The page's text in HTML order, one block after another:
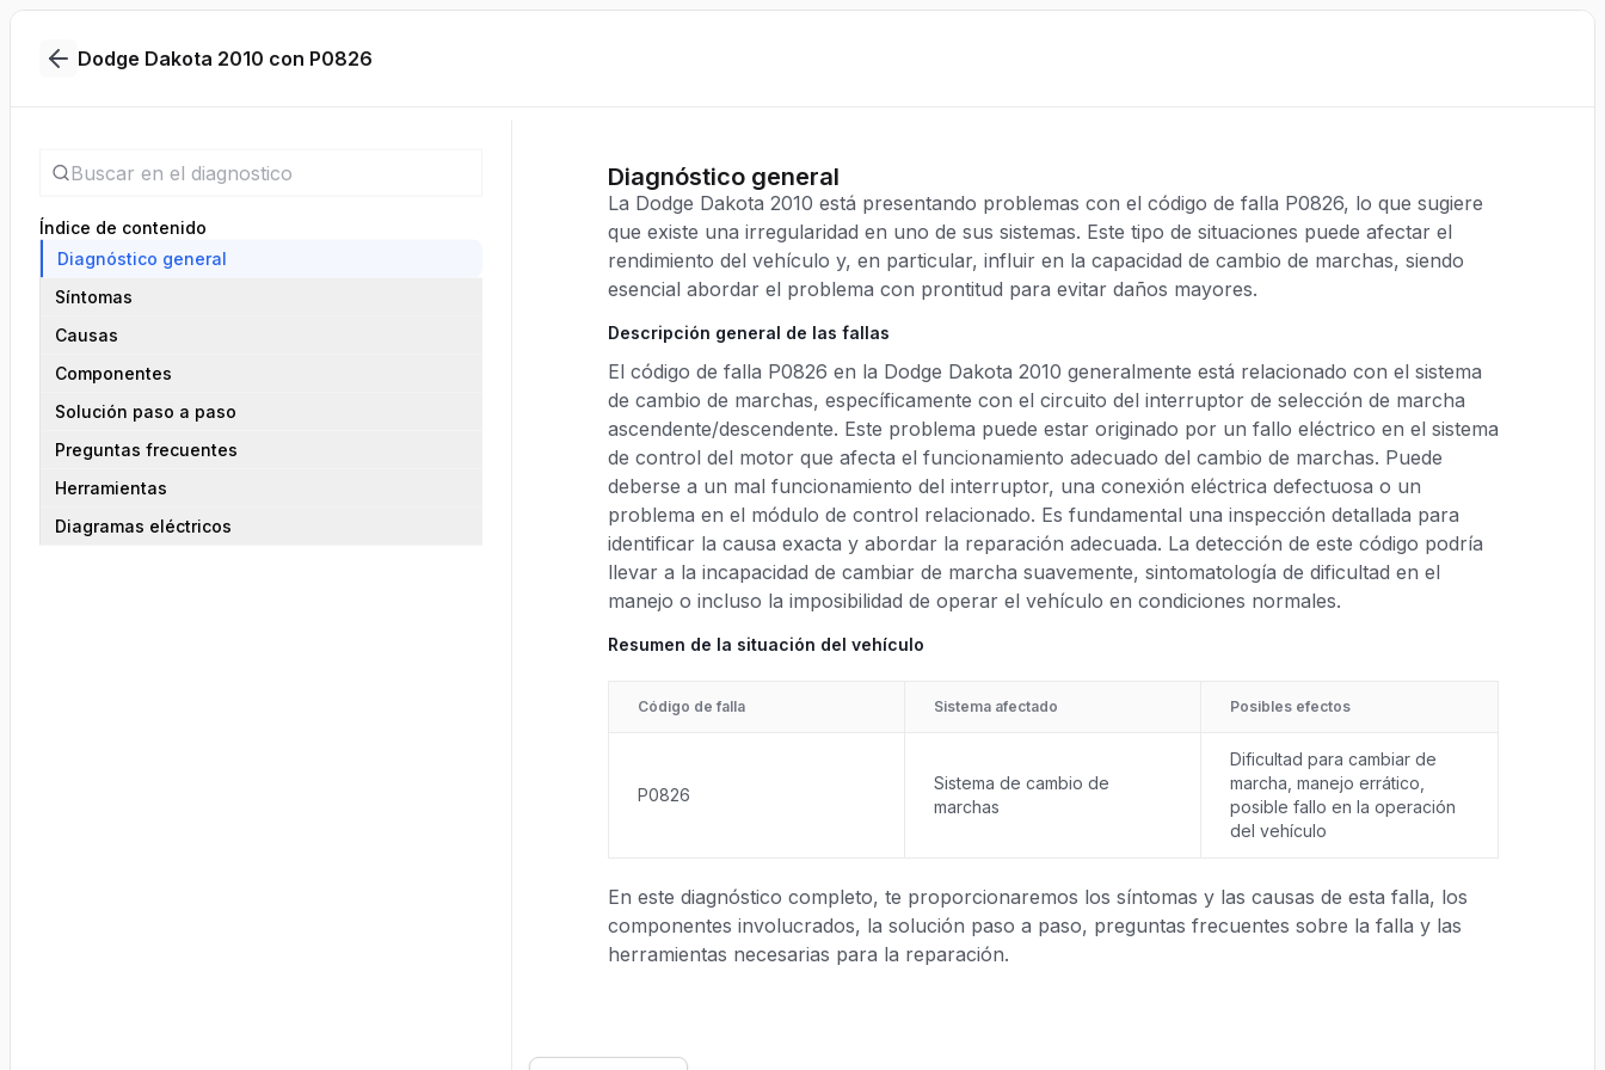
Dodge Dakota 2010 con P0826
Índice de contenido
Diagnóstico general
Síntomas
Causas
Componentes
Solución paso a paso
Preguntas frecuentes
Herramientas
Diagramas eléctricos
Diagnóstico general
La Dodge Dakota 2010 está presentando problemas con el código de falla P0826, lo que sugiere
que existe una irregularidad en uno de sus sistemas. Este tipo de situaciones puede afectar el
rendimiento del vehículo y, en particular, influir en la capacidad de cambio de marchas, siendo
esencial abordar el problema con prontitud para evitar daños mayores.
Descripción general de las fallas
El código de falla P0826 en la Dodge Dakota 2010 generalmente está relacionado con el sistema
de cambio de marchas, específicamente con el circuito del interruptor de selección de marcha
ascendente/descendente. Este problema puede estar originado por un fallo eléctrico en el sistema
de control del motor que afecta el funcionamiento adecuado del cambio de marchas. Puede
deberse a un mal funcionamiento del interruptor, una conexión eléctrica defectuosa o un
problema en el módulo de control relacionado. Es fundamental una inspección detallada para
identificar la causa exacta y abordar la reparación adecuada. La detección de este código podría
llevar a la incapacidad de cambiar de marcha suavemente, sintomatología de dificultad en el
manejo o incluso la imposibilidad de operar el vehículo en condiciones normales.
Resumen de la situación del vehículo
Código de falla Sistema afectado Posibles efectos
P0826
Sistema de cambio de
marchas
Dificultad para cambiar de
marcha, manejo errático,
posible fallo en la operación
del vehículo
En este diagnóstico completo, te proporcionaremos los síntomas y las causas de esta falla, los
componentes involucrados, la solución paso a paso, preguntas frecuentes sobre la falla y las
herramientas necesarias para la reparación.